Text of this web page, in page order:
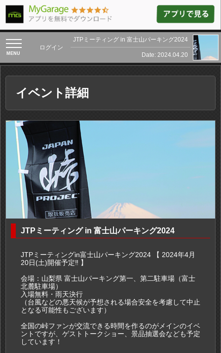
toggle
navigationログイン
JTPミーティング in 富士山パーキング2024
Date: 2024.04.20
イベント詳細
JTPミーティング in 富士山パーキング2024
JTPミーティングin富士山パーキング2024 【 2024年4月
20日(土)開催予定‼️ 】
会場：山梨県 富士山パーキング第一、第二駐車場（富士
北麓駐車場）
入場無料・雨天決行
（台風などの悪天候が予想される場合安全を考慮して中止
となる可能性もございます）
全国の峠ファンが交流できる時間を作るのがメインのイベ
ントですが、ゲストトークショー、景品抽選会なども予定
しています！